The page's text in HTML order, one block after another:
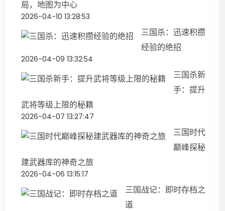
局，地图为中心
2026-04-10 13:28:53
三国杀：迅速积攒
经验的绝招
2026-04-09 13:32:54
三国杀新
手：提升
武将等级上限的秘籍
2026-04-07 13:27:47
三国时代
巅峰探秘
建武器库的神奇之旅
2026-04-06 13:15:17
三国战记：即时存档之
道